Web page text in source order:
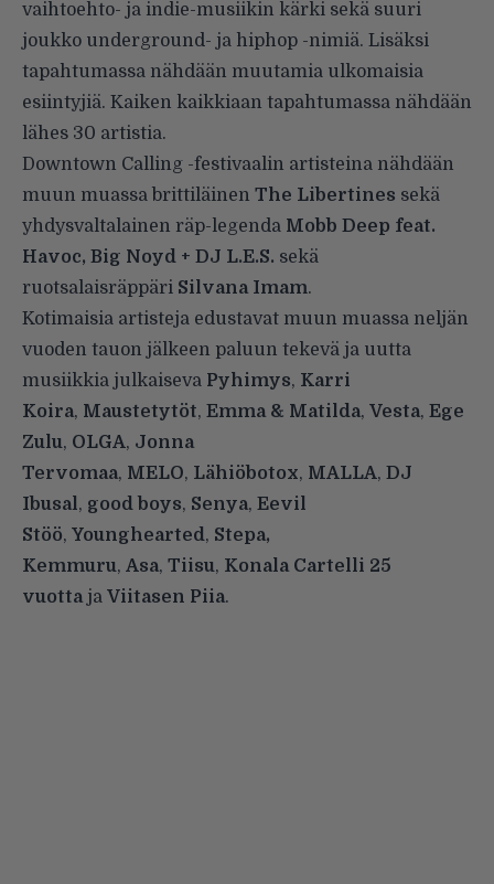
vaihtoehto- ja indie-musiikin kärki sekä suuri
joukko underground- ja hiphop -nimiä. Lisäksi
tapahtumassa nähdään muutamia ulkomaisia
esiintyjiä. Kaiken kaikkiaan tapahtumassa nähdään
lähes 30 artistia.
Downtown Calling -festivaalin artisteina nähdään
muun muassa brittiläinen The Libertines sekä
yhdysvaltalainen räp-legenda Mobb Deep feat.
Havoc, Big Noyd + DJ L.E.S. sekä
ruotsalaisräppäri Silvana Imam.
Kotimaisia artisteja edustavat muun muassa neljän
vuoden tauon jälkeen paluun tekevä ja uutta
musiikkia julkaiseva Pyhimys, Karri
Koira, Maustetytöt, Emma & Matilda, Vesta, Ege
Zulu, OLGA, Jonna
Tervomaa, MELO, Lähiöbotox, MALLA, DJ
Ibusal , good boys, Senya, Eevil
Stöö, Younghearted , Stepa,
Kemmuru, Asa, Tiisu, Konala Cartelli 25
vuotta ja Viitasen Piia.